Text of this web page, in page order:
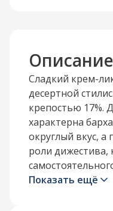
Описание
Сладкий крем-
десертной
крепостью 17%.
характерна
округлый вкус, а
роли дижестива,
ликеры
Показать ещё